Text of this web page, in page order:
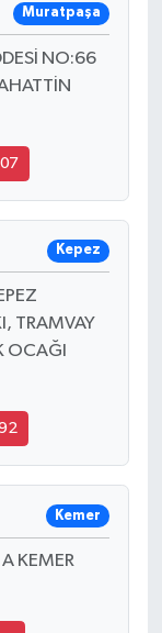
Muratpaşa
NO:66
Kepez
TRAMVAY
OCAĞI
Kemer
KEMER